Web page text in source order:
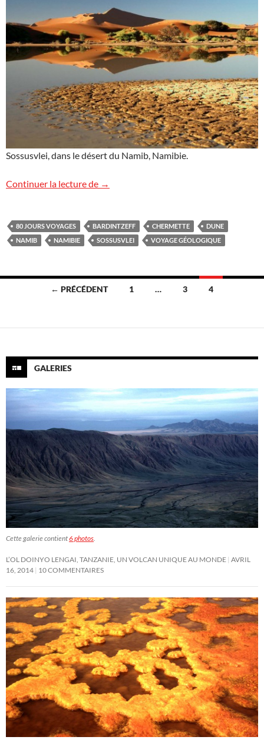
Sossusvlei, dans le désert du Namib, Namibie.
Continuer la lecture de Voyage géologique exceptionnel en
→
80 JOURS VOYAGES BARDINTZEFF CHERMETTE
DUNE
NAMIB
NAMIBIE SOSSUSVLEI VOYAGE GÉOLOGIQUE
Navigation
articles
← PRÉCÉDENT 1 … 3 4
GALERIES
Cette galerie contient6 photos
L’OL DOINYO LENGAI, TANZANIE, UN VOLCAN UNIQUE AU MONDE AVRIL
16, 2014 10 COMMENTAIRES